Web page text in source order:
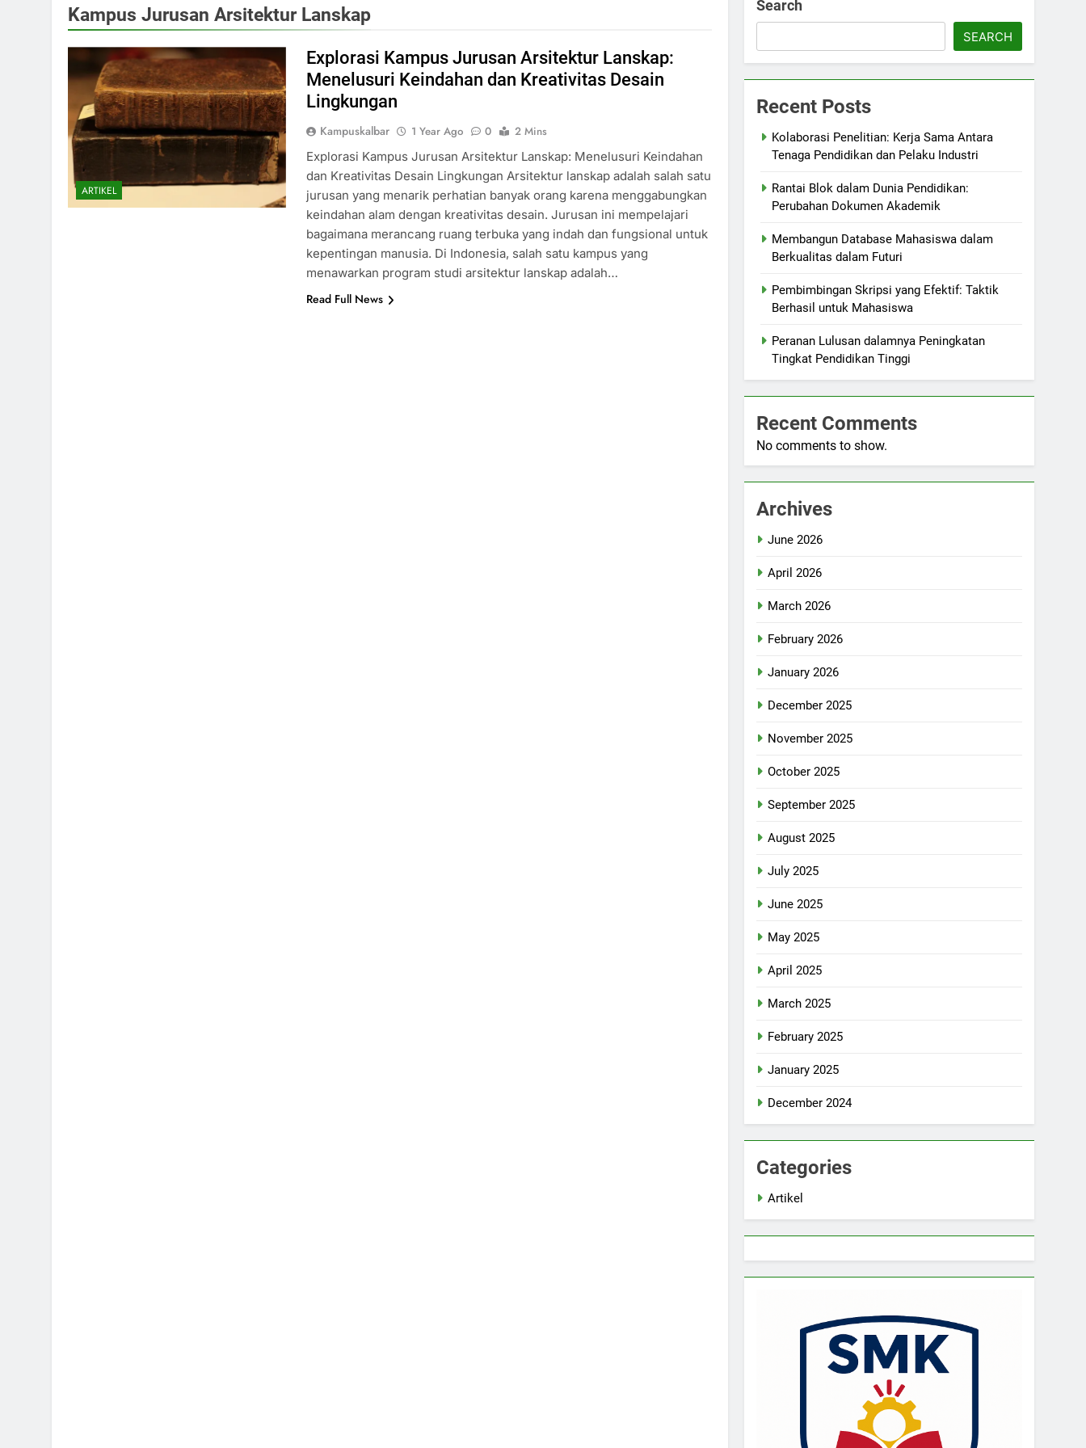
Kampus Jurusan Arsitektur Lanskap
ARTIKEL
Explorasi Kampus Jurusan Arsitektur Lanskap:
Menelusuri Keindahan dan Kreativitas Desain
Lingkungan
Kampuskalbar 1 Year Ago 0
2 Mins
Explorasi Kampus Jurusan Arsitektur Lanskap: Menelusuri Keindahan
dan Kreativitas Desain Lingkungan Arsitektur lanskap adalah salah satu
jurusan yang menarik perhatian banyak orang karena menggabungkan
keindahan alam dengan kreativitas desain. Jurusan ini mempelajari
bagaimana merancang ruang terbuka yang indah dan fungsional untuk
kepentingan manusia. Di Indonesia, salah satu kampus yang
menawarkan program studi arsitektur lanskap adalah…
Read Full News
Search
SEARCH
Recent Posts
Kolaborasi Penelitian: Kerja Sama Antara
Tenaga Pendidikan dan Pelaku Industri
Rantai Blok dalam Dunia Pendidikan:
Perubahan Dokumen Akademik
Membangun Database Mahasiswa dalam
Berkualitas dalam Futuri
Pembimbingan Skripsi yang Efektif: Taktik
Berhasil untuk Mahasiswa
Peranan Lulusan dalamnya Peningkatan
Tingkat Pendidikan Tinggi
Recent Comments
No comments to show.
Archives
June 2026
April 2026
March 2026
February 2026
January 2026
December 2025
November 2025
October 2025
September 2025
August 2025
July 2025
June 2025
May 2025
April 2025
March 2025
February 2025
January 2025
December 2024
Categories
Artikel